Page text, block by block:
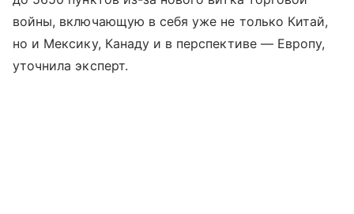
войны, включающую в себя уже не только Китай,
но и Мексику, Канаду и в перспективе — Европу,
уточнила эксперт.